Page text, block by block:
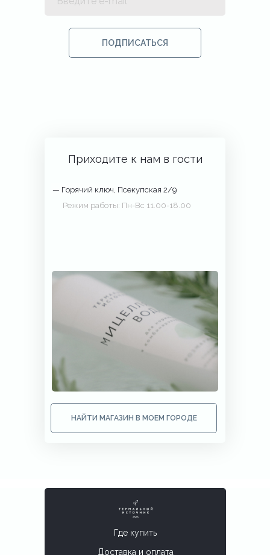
Нажимая кнопку «Подписаться», вы
соглашаетесь на обработку ваших
персональных данных.
ПОДПИСАТЬСЯ
Приходите к нам в гости
— Горячий ключ, Псекупская 2/9
НАЙТИ МАГАЗИН В МОЕМ ГОРОДЕ
Режим работы: Пн-Вс 11.00-18.00
Доставка и оплата
Где купить